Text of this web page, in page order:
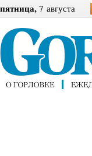
пятница, 7 августа